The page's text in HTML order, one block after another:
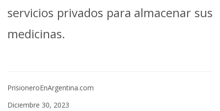
servicios privados para almacenar sus
medicinas.
PrisioneroEnArgentina.com
Diciembre 30, 2023